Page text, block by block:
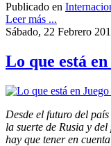
Publicado en
Leer más ...
Sábado, 22 Febrero
Lo que está
Desde el futuro del
la suerte de Rusia y
hay que tener en